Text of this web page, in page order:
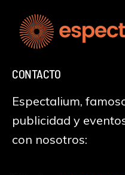
CONTACTO
Espectalium,
publicidad y
con nosotros: